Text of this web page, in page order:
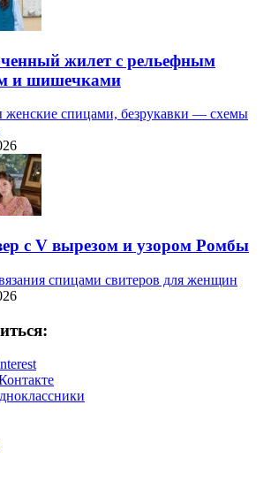
жилет с рельефным
и шишечками
спицами, безрукавки — схемы
с V вырезом и узором Ромбы
спицами свитеров для женщин